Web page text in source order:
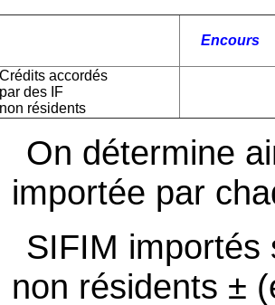
Encours
Crédits accordés
par des IF
non résidents
On détermine
importée par
SIFIM importés
non résidents ±